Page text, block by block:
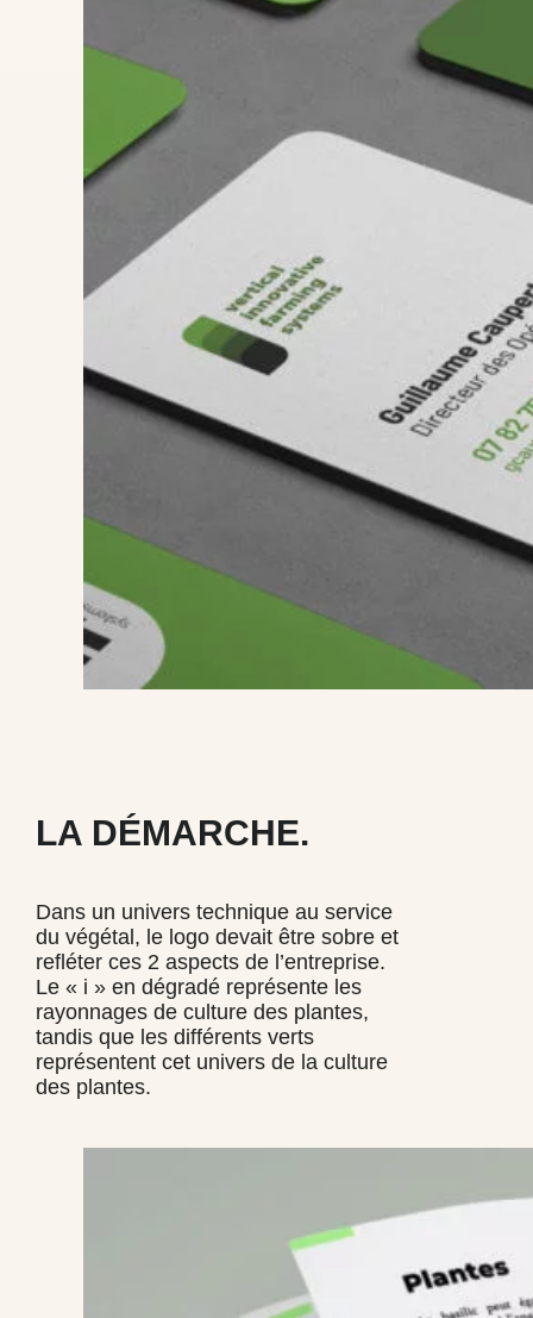
LA DÉMARCHE.
Dans un univers technique au service
du végétal, le logo devait être sobre et
refléter ces 2 aspects de l’entreprise.
Le « i » en dégradé représente les
rayonnages de culture des plantes,
tandis que les différents verts
représentent cet univers de la culture
des plantes.